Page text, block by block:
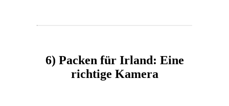
6) Packen für Irland: Eine
richtige Kamera